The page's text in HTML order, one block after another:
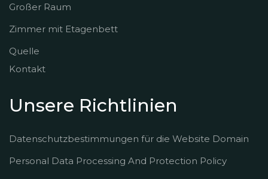
Großer Raum
Zimmer mit Etagenbett
Quelle
Kontakt
Unsere Richtlinien
Datenschutzbestimmungen für die Website Domain
Personal Data Processing And Protection Policy